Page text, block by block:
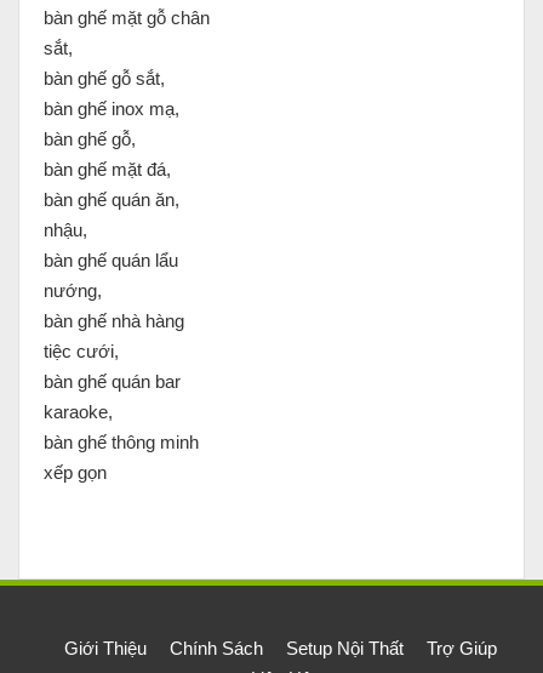
bàn ghế mặt gỗ chân
sắt,
bàn ghế gỗ sắt,
bàn ghế inox mạ,
bàn ghế gỗ,
bàn ghế mặt đá,
bàn ghế quán ăn,
nhậu,
bàn ghế quán lẩu
nướng,
bàn ghế nhà hàng
tiệc cưới,
bàn ghế quán bar
karaoke,
bàn ghế thông minh
xếp gọn
Giới Thiệu Chính Sách Setup Nội Thất
Trợ Giúp